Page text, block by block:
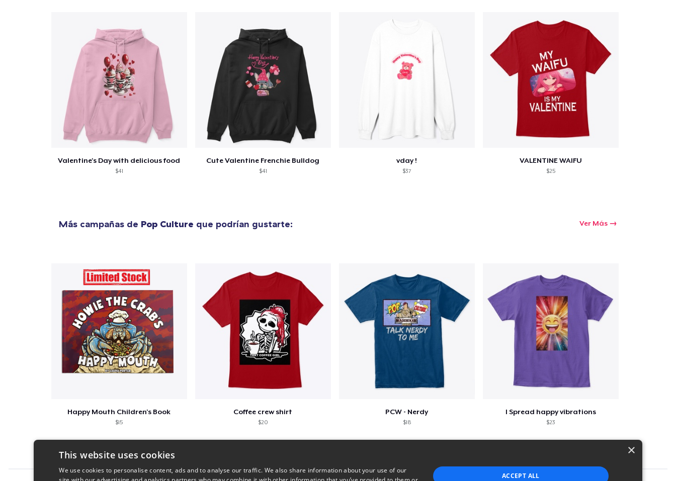
Valentine's Day with delicious food
$41
Cute Valentine Frenchie Bulldog
$41
vday !
$37
VALENTINE WAIFU
$25
Más campañas de Pop Culture que podrían gustarte: Ver Más
Happy Mouth Children's Book
$15
Coffee crew shirt
$20
PCW - Nerdy
$18
I Spread happy vibrations
$23
×
This website uses cookies
We use cookies to personalise content, ads and to analyse our traffic. We also share information about your use of our
ACCEPT ALL